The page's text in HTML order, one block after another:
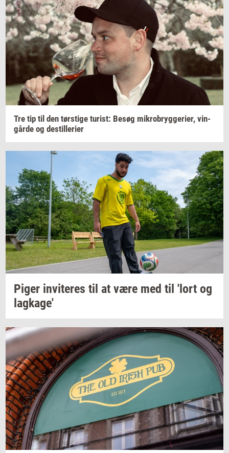
Tre tip til den tørsti­ge turist: Besøg mi­kro­bryg­ge­ri­er, vin­
går­de og destil­le­ri­er
Piger in­vi­te­res til at være med til 'lort og
lag­ka­ge'